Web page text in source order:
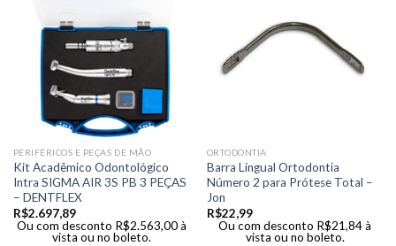
PERIFÉRICOS E PEÇAS DE MÃO
Kit Acadêmico Odontológico
Intra SIGMA AIR 3S PB 3 PEÇAS
– DENTFLEX
R$2.697,89
Ou com desconto R$2.563,00 à
vista ou no boleto.
ORTODONTIA
Barra Lingual Ortodontia
Número 2 para Prótese Total –
Jon
R$22,99
Ou com desconto R$21,84à
vista ou no boleto.